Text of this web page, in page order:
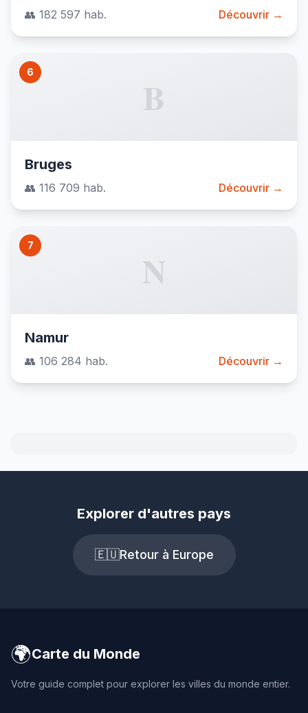
👥 182 597 hab. Découvrir →
6
B
Bruges
👥 116 709 hab. Découvrir →
7
N
Namur
👥 106 284 hab. Découvrir →
Explorer d'autres pays
🇪🇺Retour à Europe
🌍Carte du Monde
Votre guide complet pour explorer les villes du monde entier.